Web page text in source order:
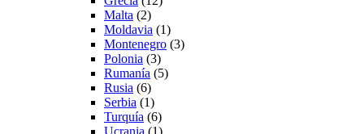
Malta (2)
Moldavia (1)
Montenegro (3)
Polonia (3)
Rumanía (5)
Rusia (6)
Serbia (1)
Turquía (6)